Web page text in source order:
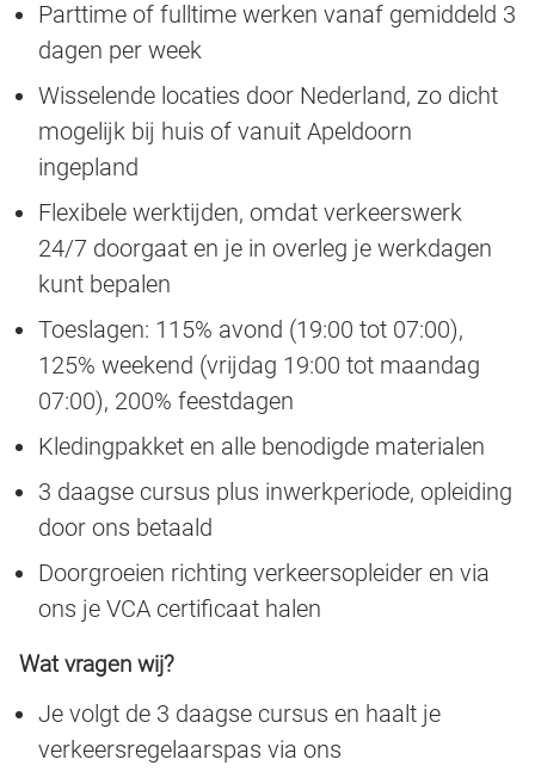
Parttime of fulltime werken vanaf gemiddeld 3
dagen per week
Wisselende locaties door Nederland, zo dicht
mogelijk bij huis of vanuit Apeldoorn
ingepland
Flexibele werktijden, omdat verkeerswerk
24/7 doorgaat en je in overleg je werkdagen
kunt bepalen
Toeslagen: 115% avond (19:00 tot 07:00),
125% weekend (vrijdag 19:00 tot maandag
07:00), 200% feestdagen
Kledingpakket en alle benodigde materialen
3 daagse cursus plus inwerkperiode, opleiding
door ons betaald
Doorgroeien richting verkeersopleider en via
ons je VCA certificaat halen
Wat vragen wij?
Je volgt de 3 daagse cursus en haalt je
verkeersregelaarspas via ons